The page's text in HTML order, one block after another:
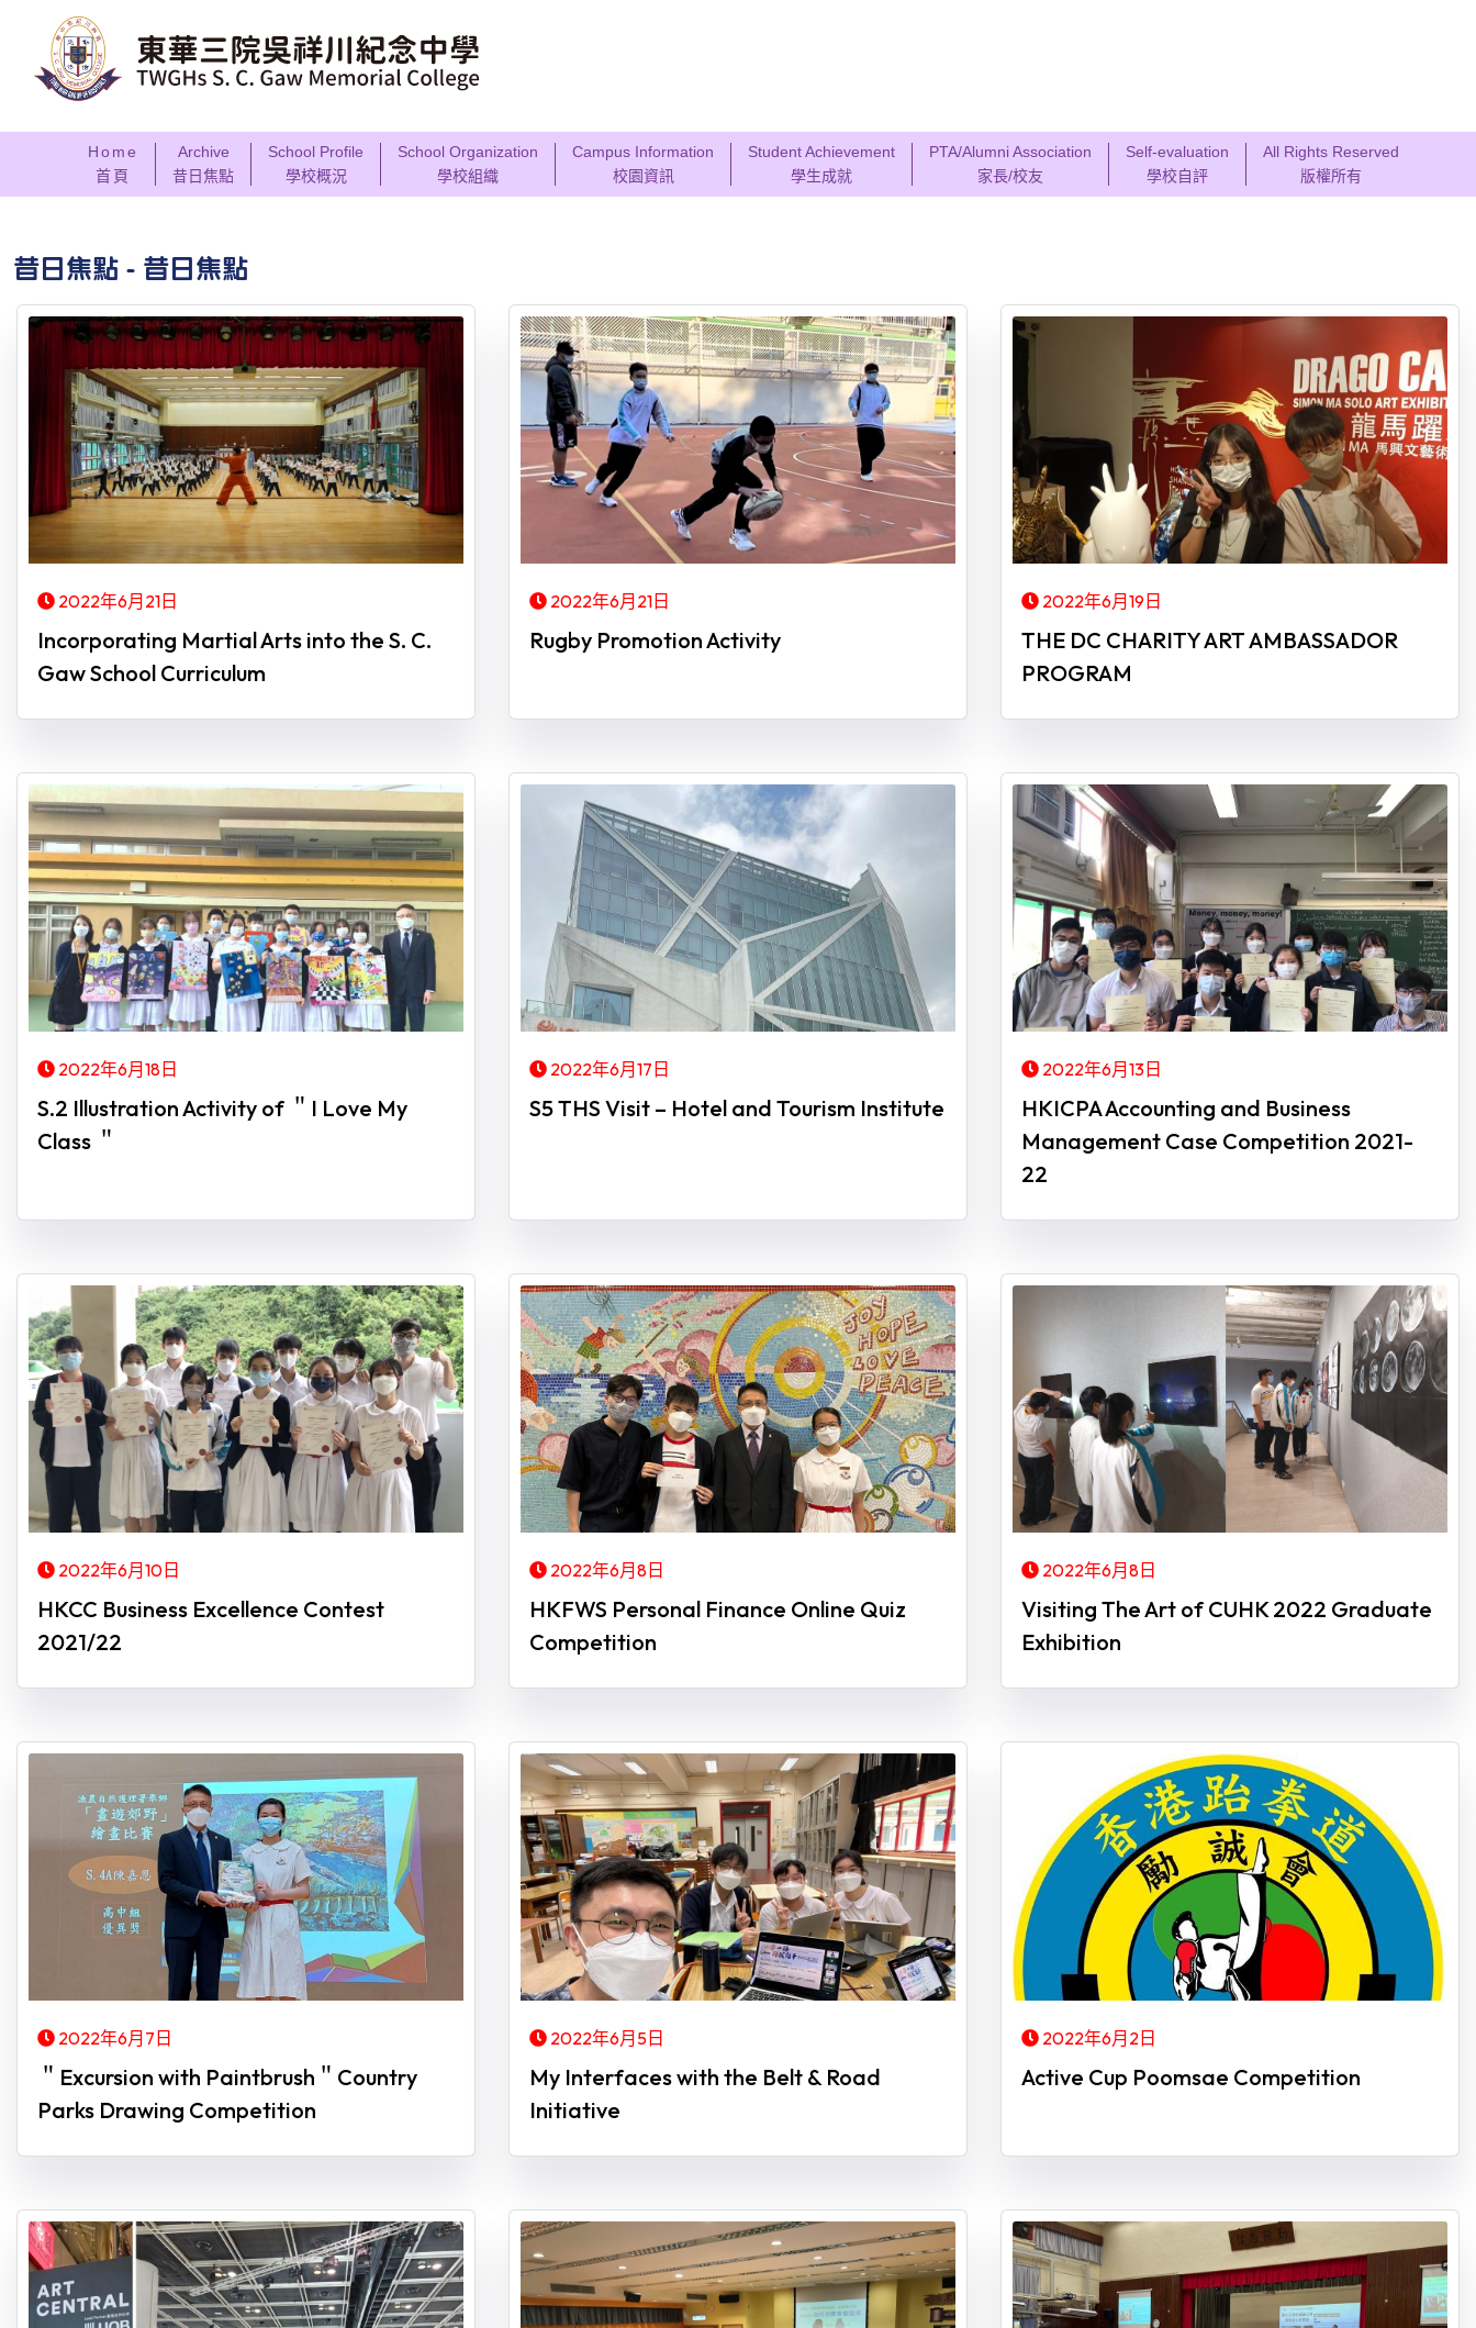
Home
首頁
Archive
昔日焦點
School Profile
學校概況
School Organization
學校組織
Campus Information
校園資訊
Student Achievement
學生成就
PTA/Alumni Association
家長/校友
Self-evaluation
學校自評
All Rights Reserved
版權所有
昔日焦點 - 昔日焦點
2022年6月21日
Incorporating Martial Arts into the S. C.
Gaw School Curriculum
2022年6月21日
Rugby Promotion Activity
2022年6月19日
THE DC CHARITY ART AMBASSADOR
PROGRAM
2022年6月18日
S.2 Illustration Activity of ＂I Love My
Class ＂
2022年6月17日
S5 THS Visit – Hotel and Tourism Institute
2022年6月13日
HKICPA Accounting and Business
Management Case Competition 2021-
22
2022年6月10日
HKCC Business Excellence Contest
2021/22
2022年6月8日
HKFWS Personal Finance Online Quiz
Competition
2022年6月8日
Visiting The Art of CUHK 2022 Graduate
Exhibition
2022年6月7日
＂Excursion with Paintbrush＂Country
Parks Drawing Competition
2022年6月5日
My Interfaces with the Belt & Road
Initiative
2022年6月2日
Active Cup Poomsae Competition